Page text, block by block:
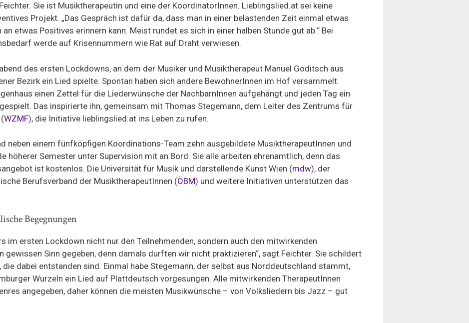
Sie ist Musiktherapeutin und eine der KoordinatorInnen. Lieblingslied.at sei keine
Projekt. „Das Gespräch ist dafür da, dass man in einer belastenden Zeit einmal etwas
etwas Positives erinnern kann. Meist rundet es sich in einer halben Stunde gut ab.“ Bei
werde auf Krisennummern wie Rat auf Draht verwiesen.
des ersten Lockdowns, an dem der Musiker und Musiktherapeut Manuel Goditsch aus
Bezirk ein Lied spielte. Spontan haben sich andere BewohnerInnen im Hof versammelt.
einen Zettel für die Liederwünsche der NachbarnInnen aufgehängt und jeden Tag ein
Das inspirierte ihn, gemeinsam mit Thomas Stegemann, dem Leiter des Zentrums für
WZMF), die Initiative lieblingslied.at ins Leben zu rufen.
neben einem fünfköpfigen Koordinations-Team zehn ausgebildete MusiktherapeutInnen und
höherer Semester unter Supervision mit an Bord. Sie alle arbeiten ehrenamtlich, denn das
ist kostenlos. Die Universität für Musik und darstellende Kunst Wien (mdw), der
Berufsverband der MusiktherapeutInnen (ÖBM) und weitere Initiativen unterstützen das
Begegnungen
im ersten Lockdown nicht nur den Teilnehmenden, sondern auch den mitwirkenden
gewissen Sinn gegeben, denn damals durften wir nicht praktizieren“, sagt Feichter. Sie schildert
die dabei entstanden sind. Einmal habe Stegemann, der selbst aus Norddeutschland stammt,
Wurzeln ein Lied auf Plattdeutsch vorgesungen. Alle mitwirkenden TherapeutInnen
angegeben, daher können die meisten Musikwünsche – von Volksliedern bis Jazz – gut